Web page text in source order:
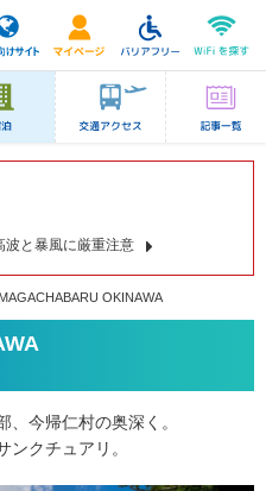
波と暴風に厳重注意
MAGACHABARU OKINAWA
今帰仁村の奥深く。
ンクチュアリ。